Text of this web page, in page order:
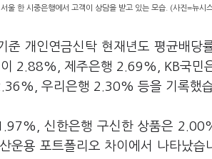
서울 한 시중은행에서 고객이 상담을 받고 있는 모습. (사진=뉴시
준 개인연금신탁 현재년도 평균배
이 2.88%, 제주은행 2.69%, KB국
우리은행 2.30% 등을 기록했
신한은행 구신한 상품은
운용 포트폴리오 차이에서 나타났